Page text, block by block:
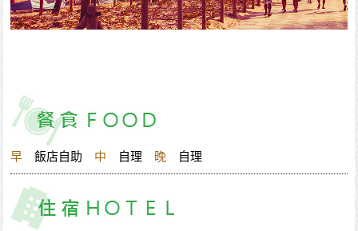
早 飯店自助 中 自理 晚 自理